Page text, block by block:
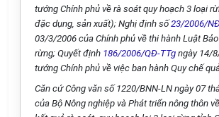
tướng Chính phủ về rà soát quy hoạch 3 loại
đặc dụng, sản xuất); Nghị định số23/2006/
03/3/2006 của Chính phủ về thi hành Luật
rừng; Quyết định 186/2006/QĐ-TTg ngày 14/
tướng Chính phủ về việc ban hành Quy chế
Căn cứ Công văn số 1220/BNN-LN ngày 07
của Bộ Nông nghiệp và Phát triển nông thôn